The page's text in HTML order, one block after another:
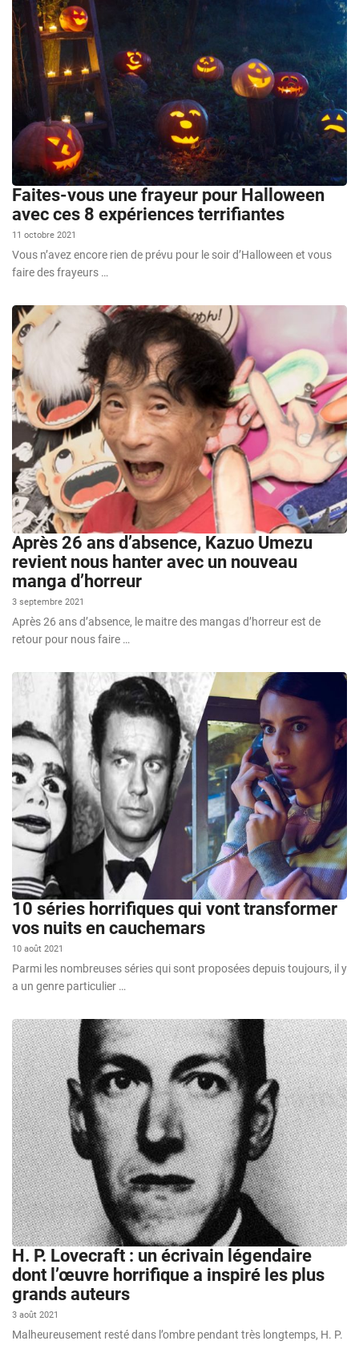
Faites-vous une frayeur pour Halloween
avec ces 8 expériences terrifiantes
11 octobre 2021
Vous n’avez encore rien de prévu pour le soir d’Halloween et vous
faire des frayeurs …
Après 26 ans d’absence, Kazuo Umezu
revient nous hanter avec un nouveau
manga d’horreur
3 septembre 2021
Après 26 ans d’absence, le maitre des mangas d’horreur est de
retour pour nous faire …
10 séries horrifiques qui vont transformer
vos nuits en cauchemars
10 août 2021
Parmi les nombreuses séries qui sont proposées depuis toujours, il y
a un genre particulier …
H. P. Lovecraft : un écrivain légendaire
dont l’œuvre horrifique a inspiré les plus
grands auteurs
3 août 2021
Malheureusement resté dans l’ombre pendant très longtemps, H. P.